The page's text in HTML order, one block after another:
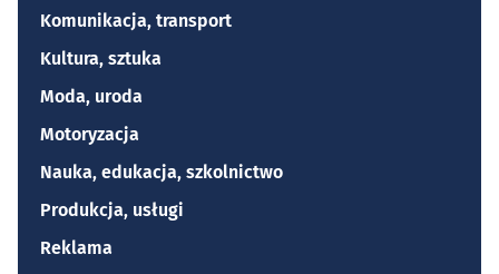
Komunikacja, transport
Kultura, sztuka
Moda, uroda
Motoryzacja
Nauka, edukacja, szkolnictwo
Produkcja, usługi
Reklama